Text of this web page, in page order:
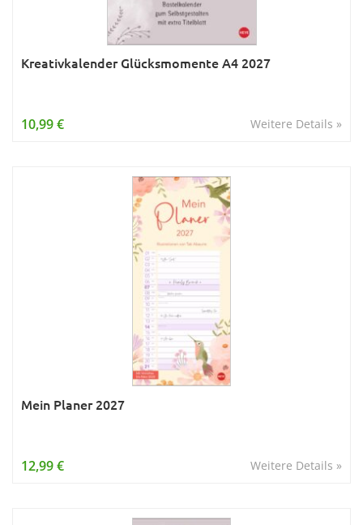
Kreativkalender Glücksmomente A4 2027
Weitere Details »
10,99 €
Mein Planer 2027
Weitere Details »
12,99 €